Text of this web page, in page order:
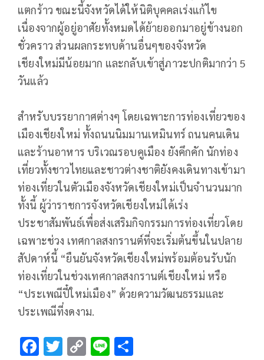
แตกร้าว ขณะนี้จังหวัดได้ให้นิติบุคคลเร่งแก้ไข
เนื่องจากผู้อยู่อาศัยทั้งหมดได้ย้ายออกมาอยู่ข้างนอก
ชั่วคราว ส่วนผลกระทบด้านอื่นๆของจังหวัด
เชียงใหม่มีน้อยมาก และกลับเข้าสู่ภาวะปกติมากว่า 5
วันแล้ว
สำหรับบรรยากาศต่างๆ โดยเฉพาะการท่องเที่ยวของ
เมืองเชียงใหม่ ทั้งถนนนิมมานเหมินทร์ ถนนคนเดิน
และร้านอาหาร บริเวณรอบคูเมือง ยังคึกคัก นักท่อง
เที่ยวทั้งชาวไทยและชาวต่างชาติยังคงเดินทางเข้ามา
ท่องเที่ยวในตัวเมืองจังหวัดเชียงใหม่เป็นจำนวนมาก
ทั้งนี้ ผู้ว่าราชการจังหวัดเชียงใหม่ได้เร่ง
ประชาสัมพันธ์เพื่อส่งเสริมกิจกรรมการท่องเที่ยวโดย
เฉพาะช่วง เทศกาลสงกรานต์ที่จะเริ่มต้นขึ้นในปลาย
สัปดาห์นี้ “ยืนยันจังหวัดเชียงใหม่พร้อมต้อนรับนัก
ท่องเที่ยวในช่วงเทศกาลสงกรานต์เชียงใหม่ หรือ
“ประเพณีปี๋ใหม่เมือง” ด้วยความวัฒนธรรมและ
ประเพณีที่งดงาม.
F T C Li